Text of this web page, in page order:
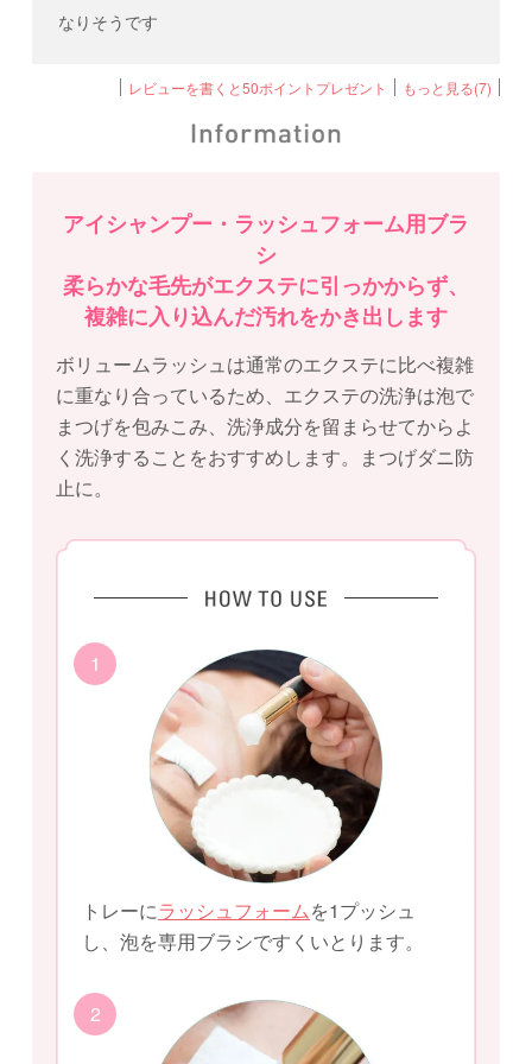
なりそうです
レビューを書くと50ポイントプレゼント もっと見る(7)
アイシャンプー・ラッシュフォーム用ブラ
シ
柔らかな毛先がエクステに引っかからず、
複雑に入り込んだ汚れをかき出します
ボリュームラッシュは通常のエクステに比べ複雑
に重なり合っているため、エクステの洗浄は泡で
まつげを包みこみ、洗浄成分を留まらせてからよ
く洗浄することをおすすめします。まつげダニ防
止に。
1
トレーにラッシュフォームを1プッシュ
し、泡を専用ブラシですくいとります。
2